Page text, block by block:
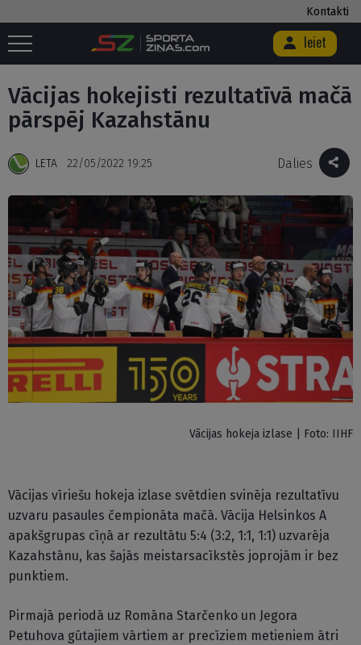
Kontakti
Ieiet
Sākums / Vācijas hokejisti rezultatīvā mačā pārspēj
Vācijas hokejisti rezultatīvā mačā
pārspēj Kazahstānu
LETA 22/05/2022 19:25 Dalies
Vācijas hokeja izlase | Foto: IIHF
Vācijas vīriešu hokeja izlase svētdien svinēja rezultatīvu
uzvaru pasaules čempionāta mačā. Vācija Helsinkos A
apakšgrupas cīņā ar rezultātu 5:4 (3:2, 1:1, 1:1) uzvarēja
Kazahstānu, kas šajās meistarsacīkstēs joprojām ir bez
punktiem.
Pirmajā periodā uz Romāna Starčenko un Jegora
Petuhova gūtajiem vārtiem ar precīziem metieniem ātri